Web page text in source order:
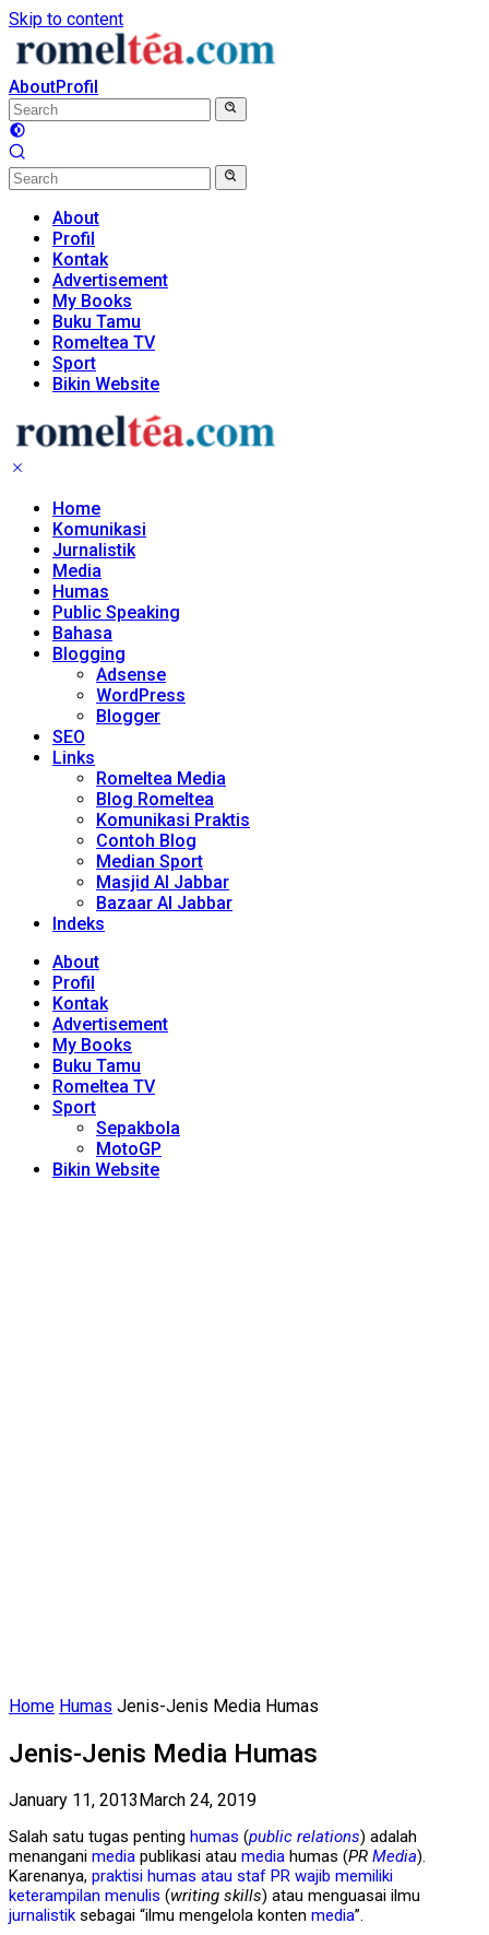
Skip to content
AboutProfil
About
Profil
Kontak
Advertisement
My Books
Buku Tamu
Romeltea TV
Sport
Bikin Website
Home
Komunikasi
Jurnalistik
Media
Humas
Public Speaking
Bahasa
Blogging
Adsense
WordPress
Blogger
SEO
Links
Romeltea Media
Blog Romeltea
Komunikasi Praktis
Contoh Blog
Median Sport
Masjid Al Jabbar
Bazaar Al Jabbar
Indeks
About
Profil
Kontak
Advertisement
My Books
Buku Tamu
Romeltea TV
Sport
Sepakbola
MotoGP
Bikin Website
Home Humas Jenis-Jenis Media Humas
Jenis-Jenis Media Humas
January 11, 2013 March 24, 2019
Salah satu tugas penting humas (public relations) adalah
menangani media publikasi atau media humas (PR Media).
Karenanya, praktisi humas atau staf PR wajib memiliki
keterampilan menulis (writing skills) atau menguasai ilmu
jurnalistik sebagai “ilmu mengelola konten media”.